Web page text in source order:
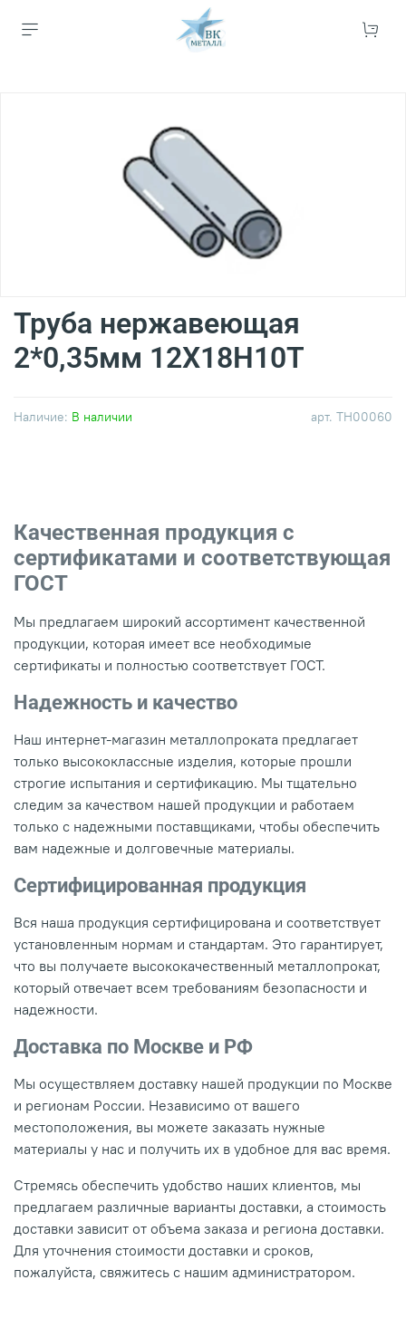
арт. ТН00060
Наличие: В наличии
Труба нержавеющая
2*0,35мм 12Х18Н10Т
Качественная продукция с
сертификатами и соответствующая
ГОСТ
Мы предлагаем широкий ассортимент качественной
продукции, которая имеет все необходимые
сертификаты и полностью соответствует ГОСТ.
Надежность и качество
Наш интернет-магазин металлопроката предлагает
только высококлассные изделия, которые прошли
строгие испытания и сертификацию. Мы тщательно
следим за качеством нашей продукции и работаем
только с надежными поставщиками, чтобы обеспечить
вам надежные и долговечные материалы.
Сертифицированная продукция
Вся наша продукция сертифицирована и соответствует
установленным нормам и стандартам. Это гарантирует,
что вы получаете высококачественный металлопрокат,
который отвечает всем требованиям безопасности и
надежности.
Доставка по Москве и РФ
Мы осуществляем доставку нашей продукции по Москве
и регионам России. Независимо от вашего
местоположения, вы можете заказать нужные
материалы у нас и получить их в удобное для вас время.
Стремясь обеспечить удобство наших клиентов, мы
предлагаем различные варианты доставки, а стоимость
доставки зависит от объема заказа и региона доставки.
Для уточнения стоимости доставки и сроков,
пожалуйста, свяжитесь с нашим администратором.